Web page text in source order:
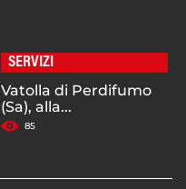
SERVIZI
Vatolla di Perdifumo
(Sa), alla...
85